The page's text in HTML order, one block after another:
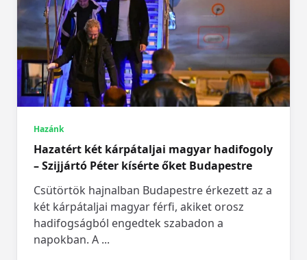
Hazánk
Hazatért két kárpátaljai magyar hadifogoly
– Szijjártó Péter kísérte őket Budapestre
Csütörtök hajnalban Budapestre érkezett az a
két kárpátaljai magyar férfi, akiket orosz
hadifogságból engedtek szabadon a
napokban. A ...